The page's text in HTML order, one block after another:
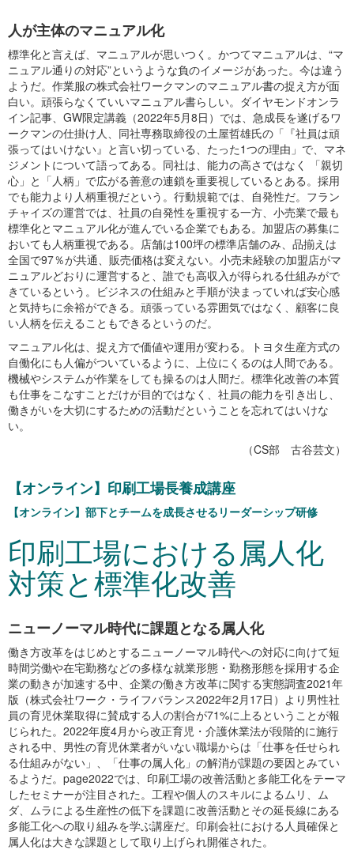
人が主体のマニュアル化
標準化と言えば、マニュアルが思いつく。かつてマニュアルは、“マ
ニュアル通りの対応”というような負のイメージがあった。今は違う
ようだ。作業服の株式会社ワークマンのマニュアル書の捉え方が面
白い。頑張らなくていいマニュアル書らしい。ダイヤモンドオンラ
イン記事、GW限定講義（2022年5月8日）では、急成長を遂げるワ
ークマンの仕掛け人、同社専務取締役の土屋哲雄氏の「『社員は頑
張ってはいけない』と言い切っている、たった1つの理由」で、マネ
ジメントについて語ってある。同社は、能力の高さではなく 「親切
心」と「人柄」で広がる善意の連鎖を重要視しているとある。採用
でも能力より人柄重視だという。行動規範では、自発性だ。フラン
チャイズの運営では、社員の自発性を重視する一方、小売業で最も
標準化とマニュアル化が進んでいる企業でもある。加盟店の募集に
おいても人柄重視である。店舗は100坪の標準店舗のみ、品揃えは
全国で97％が共通、販売価格は変えない。小売未経験の加盟店がマ
ニュアルどおりに運営すると、誰でも高収入が得られる仕組みがで
きているという。ビジネスの仕組みと手順が決まっていれば安心感
と気持ちに余裕ができる。頑張っている雰囲気ではなく、顧客に良
い人柄を伝えることもできるというのだ。
マニュアル化は、捉え方で価値や運用が変わる。トヨタ生産方式の
自働化にも人偏がついているように、上位にくるのは人間である。
機械やシステムが作業をしても操るのは人間だ。標準化改善の本質
も仕事をこなすことだけが目的ではなく、社員の能力を引き出し、
働きがいを大切にするための活動だということを忘れてはいけな
い。
（CS部 古谷芸文）
【オンライン】印刷工場長養成講座
【オンライン】部下とチームを成長させるリーダーシップ研修
印刷工場における属人化
対策と標準化改善
ニューノーマル時代に課題となる属人化
働き方改革をはじめとするニューノーマル時代への対応に向けて短
時間労働や在宅勤務などの多様な就業形態・勤務形態を採用する企
業の動きが加速する中、企業の働き方改革に関する実態調査2021年
版（株式会社ワーク・ライフバランス2022年2月17日）より男性社
員の育児休業取得に賛成する人の割合が71%に上るということが報
じられた。2022年度4月から改正育児・介護休業法が段階的に施行
される中、男性の育児休業者がいない職場からは「仕事を任せられ
る仕組みがない」、「仕事の属人化」の解消が課題の要因とみてい
るようだ。page2022では、印刷工場の改善活動と多能工化をテーマ
したセミナーが注目された。工程や個人のスキルによるムリ、ム
ダ、ムラによる生産性の低下を課題に改善活動とその延長線にある
多能工化への取り組みを学ぶ講座だ。印刷会社における人員確保と
属人化は大きな課題として取り上げられ開催された。